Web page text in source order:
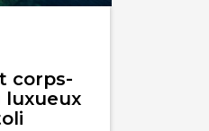
corps-
luxueux